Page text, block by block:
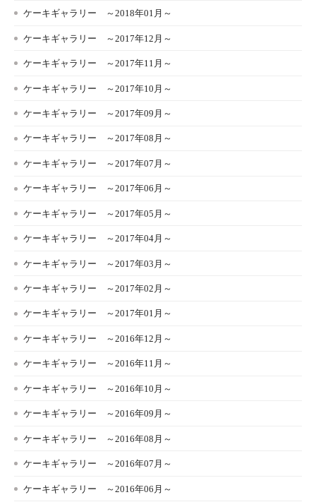
ケーキギャラリー ～2018年01月～
ケーキギャラリー ～2017年12月～
ケーキギャラリー ～2017年11月～
ケーキギャラリー ～2017年10月～
ケーキギャラリー ～2017年09月～
ケーキギャラリー ～2017年08月～
ケーキギャラリー ～2017年07月～
ケーキギャラリー ～2017年06月～
ケーキギャラリー ～2017年05月～
ケーキギャラリー ～2017年04月～
ケーキギャラリー ～2017年03月～
ケーキギャラリー ～2017年02月～
ケーキギャラリー ～2017年01月～
ケーキギャラリー ～2016年12月～
ケーキギャラリー ～2016年11月～
ケーキギャラリー ～2016年10月～
ケーキギャラリー ～2016年09月～
ケーキギャラリー ～2016年08月～
ケーキギャラリー ～2016年07月～
ケーキギャラリー ～2016年06月～